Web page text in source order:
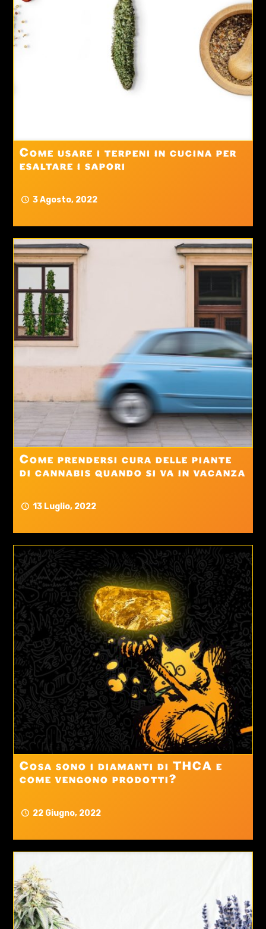
3 Agosto, 2022
Come usare i terpeni in cucina per
esaltare i sapori
13 Luglio, 2022
Come prendersi cura delle piante
di cannabis quando si va in vacanza
22 Giugno, 2022
Cosa sono i diamanti di THCA e
come vengono prodotti?